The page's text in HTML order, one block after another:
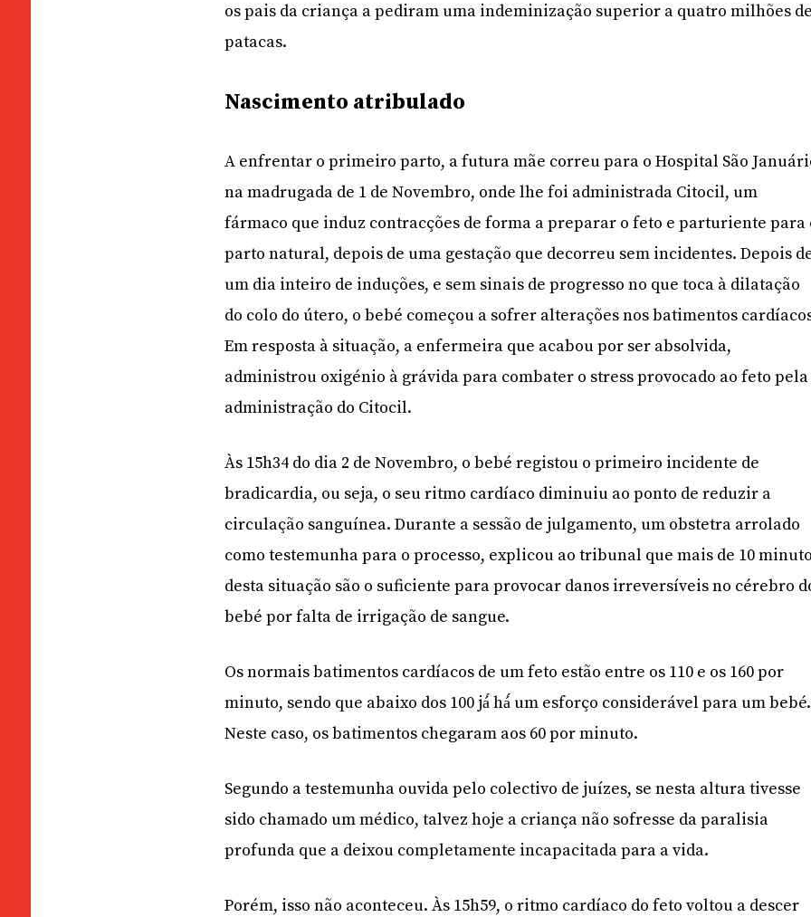
os pais da criança a pediram uma indeminização superior a quatro milhões
patacas.
Nascimento atribulado
A enfrentar o primeiro parto, a futura mãe correu para o Hospital São
na madrugada de 1 de Novembro, onde lhe foi administrada Citocil, um
fármaco que induz contracções de forma a preparar o feto e parturiente para
parto natural, depois de uma gestação que decorreu sem incidentes. Depois
um dia inteiro de induções, e sem sinais de progresso no que toca à dilatação
do colo do útero, o bebé começou a sofrer alterações nos batimentos
Em resposta à situação, a enfermeira que acabou por ser absolvida,
administrou oxigénio à grávida para combater o stress provocado ao feto pela
administração do Citocil.
Às 15h34 do dia 2 de Novembro, o bebé registou o primeiro incidente de
bradicardia, ou seja, o seu ritmo cardíaco diminuiu ao ponto de reduzir a
circulação sanguínea. Durante a sessão de julgamento, um obstetra arrolado
como testemunha para o processo, explicou ao tribunal que mais de 10
desta situação são o suficiente para provocar danos irreversíveis no cérebro
bebé por falta de irrigação de sangue.
Os normais batimentos cardíacos de um feto estão entre os 110 e os 160 por
minuto, sendo que abaixo dos 100 já́ há́ um esforço considerável para um bebé.
Neste caso, os batimentos chegaram aos 60 por minuto.
Segundo a testemunha ouvida pelo colectivo de juízes, se nesta altura tivesse
sido chamado um médico, talvez hoje a criança não sofresse da paralisia
profunda que a deixou completamente incapacitada para a vida.
Porém, isso não aconteceu. Às 15h59, o ritmo cardíaco do feto voltou a descer